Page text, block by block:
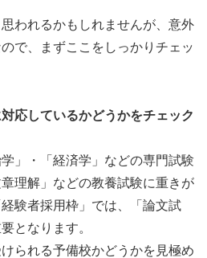
思われるかもしれませんが、意外
で、まずここをしっかりチェッ
応しているかどうかをチェック
」・「経済学」などの専門試験
理解」などの教養試験に重きが
験者採用枠」では、「論文試
となります。
られる予備校かどうかを見極め